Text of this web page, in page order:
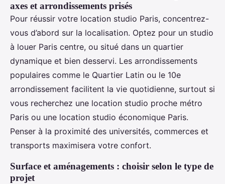
axes et arrondissements prisés
Pour réussir votre location studio Paris, concentrez-
vous d’abord sur la localisation. Optez pour un studio
à louer Paris centre, ou situé dans un quartier
dynamique et bien desservi. Les arrondissements
populaires comme le Quartier Latin ou le 10e
arrondissement facilitent la vie quotidienne, surtout si
vous recherchez une location studio proche métro
Paris ou une location studio économique Paris.
Penser à la proximité des universités, commerces et
transports maximisera votre confort.
Surface et aménagements : choisir selon le type de
projet